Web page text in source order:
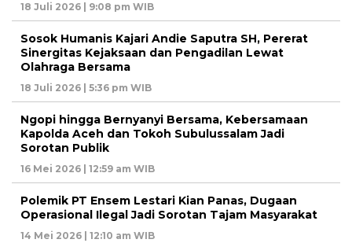
18 Juli 2026 | 9:08 pm WIB
Sosok Humanis Kajari Andie Saputra SH, Pererat
Sinergitas Kejaksaan dan Pengadilan Lewat
Olahraga Bersama
18 Juli 2026 | 5:36 pm WIB
Ngopi hingga Bernyanyi Bersama, Kebersamaan
Kapolda Aceh dan Tokoh Subulussalam Jadi
Sorotan Publik
16 Mei 2026 | 12:59 am WIB
Polemik PT Ensem Lestari Kian Panas, Dugaan
Operasional Ilegal Jadi Sorotan Tajam Masyarakat
14 Mei 2026 | 12:10 am WIB